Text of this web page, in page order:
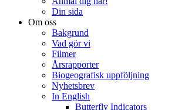
Din sida
Om oss
Bakgrund
Vad gör vi
Filmer
Årsrapporter
Biogeografisk uppföljning
Nyhetsbrev
In English
Butterfly Indicators